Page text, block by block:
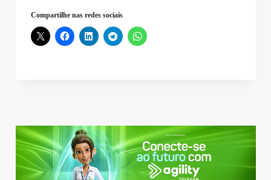
Compartilhe nas redes sociais